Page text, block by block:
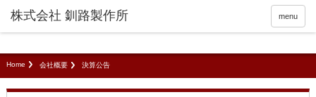
menu
Home 会社概要 決算公告